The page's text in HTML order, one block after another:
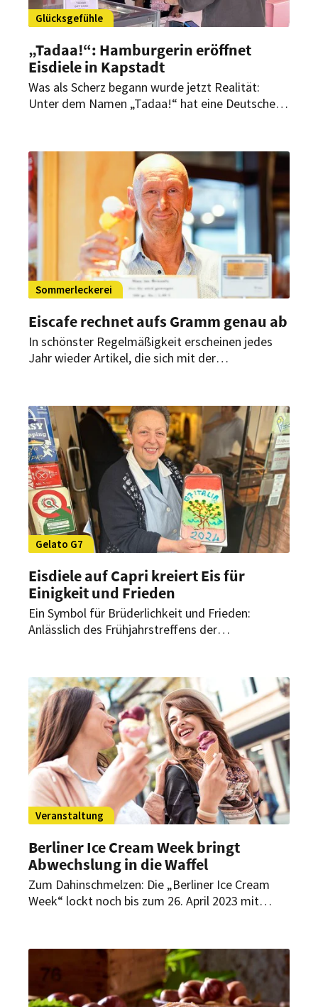
Glücksgefühle
„Tadaa!“: Hamburgerin eröffnet
Eisdiele in Kapstadt
Was als Scherz begann wurde jetzt Realität:
Unter dem Namen „Tadaa!“ hat eine Deutsche
kreative Eissorten an.
Sommerleckerei
Eiscafe rechnet aufs Gramm genau ab
In schönster Regelmäßigkeit erscheinen jedes
Jahr wieder Artikel, die sich mit der
Tenor ein ganz anderer. Es geht um Fairness und
Wursttheken.
Gelato G7
Eisdiele auf Capri kreiert Eis für
Einigkeit und Frieden
Ein Symbol für Brüderlichkeit und Frieden:
Anlässlich des Frühjahrstreffens der
eine ganz besondere Eissorte entwickelt. Das
„Gelato G7“ soll die Farben aller sieben Länder
vereinen.
Veranstaltung
Berliner Ice Cream Week bringt
Abwechslung in die Waffel
Zum Dahinschmelzen: Die „Berliner Ice Cream
Week“ lockt noch bis zum 26. April 2023 mit
Anlass spezielle Sorten kreiert.